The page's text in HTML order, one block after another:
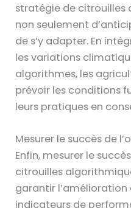
stratégie de
non seulement
de s’y adapter. En
les variations
algorithmes, les
prévoir les conditions
leurs pratiques en
Mesurer le succès de
Enfin, mesurer le
citrouilles
garantir l’amélioration
indicateurs de